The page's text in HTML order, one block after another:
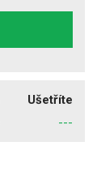
Ušetříte
---